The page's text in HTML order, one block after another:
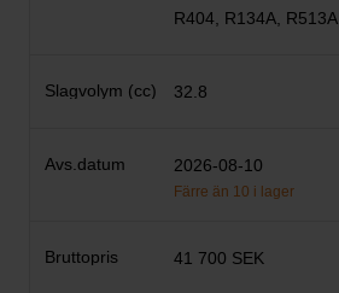
R404, R134A, R513A
32.8
2026-08-10
Färre än 10 i lager
41 700 SEK